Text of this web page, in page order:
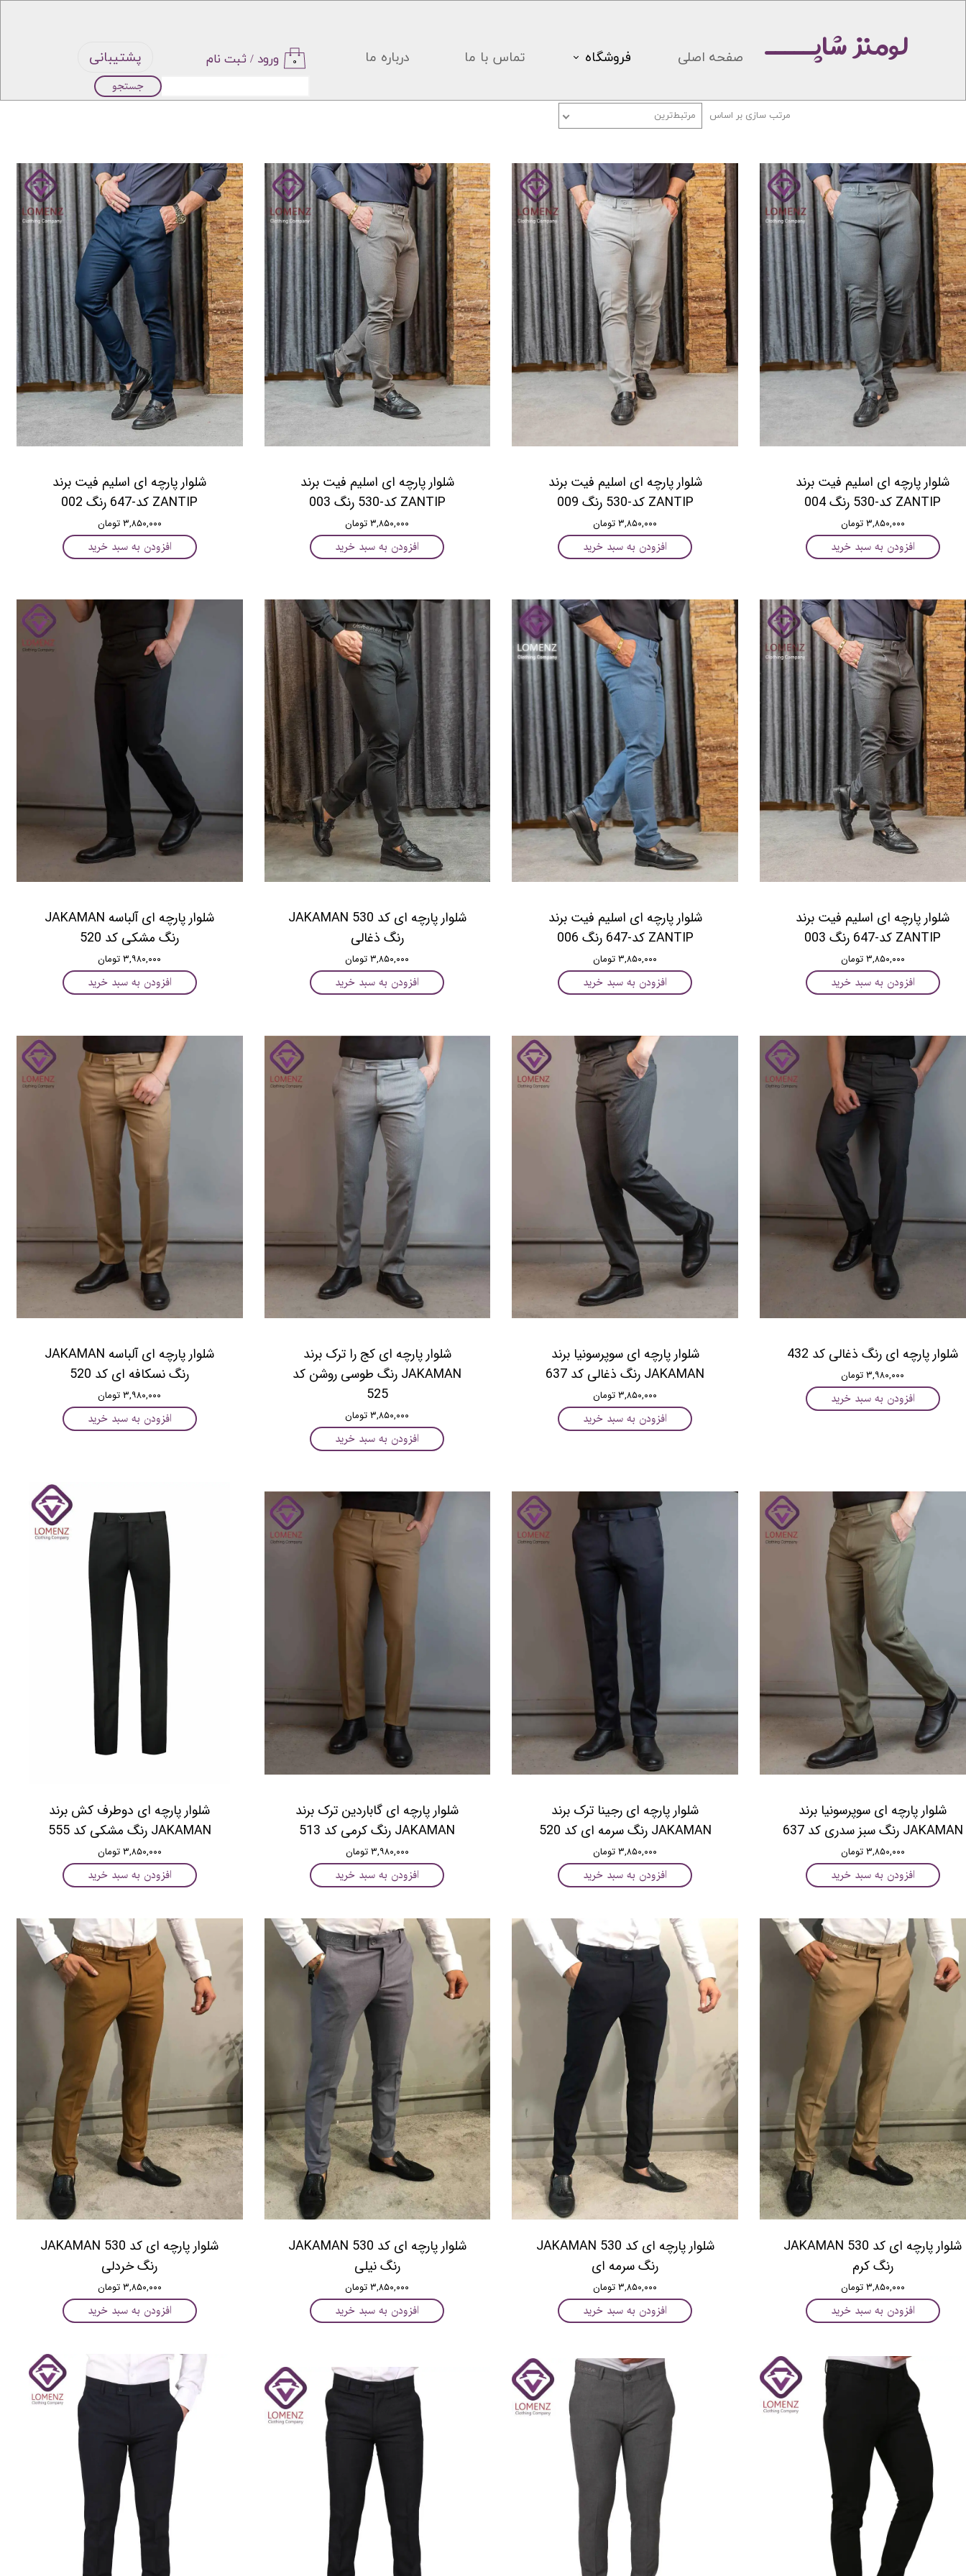
ورود / ثبت نام
حساب
تغییر گذر
واژه
سفارشات
خروج از
حساب
کاربری
صفحه اصلی فروشگاه تماس با ما درباره ما ۰ پشتیبانی
جستجو
لومنز شاپـــــ
مرتب سازی بر اساس مرتبط‌ترین
شلوار پارچه ای اسلیم فیت برند
ZANTIP کد-530 رنگ 004
۳,۸۵۰,۰۰۰ تومان
افزودن به سبد خرید
شلوار پارچه ای اسلیم فیت برند
ZANTIP کد-530 رنگ 009
۳,۸۵۰,۰۰۰ تومان
افزودن به سبد خرید
شلوار پارچه ای اسلیم فیت برند
ZANTIP کد-530 رنگ 003
۳,۸۵۰,۰۰۰ تومان
افزودن به سبد خرید
شلوار پارچه ای اسلیم فیت برند
ZANTIP کد-647 رنگ 002
۳,۸۵۰,۰۰۰ تومان
افزودن به سبد خرید
شلوار پارچه ای اسلیم فیت برند
ZANTIP کد-647 رنگ 003
۳,۸۵۰,۰۰۰ تومان
افزودن به سبد خرید
شلوار پارچه ای اسلیم فیت برند
ZANTIP کد-647 رنگ 006
۳,۸۵۰,۰۰۰ تومان
افزودن به سبد خرید
شلوار پارچه ای کد 530 JAKAMAN
رنگ ذغالی
۳,۸۵۰,۰۰۰ تومان
افزودن به سبد خرید
ﺷﻠﻮﺍﺭ ﭘﺎﺭﭼﻪ ﺍﯼ آلباسه JAKAMAN
ﺭﻧﮓ ﻣﺸﮑﯽ ﮐﺪ 520
۳,۹۸۰,۰۰۰ تومان
افزودن به سبد خرید
ﺷﻠﻮﺍﺭ ﭘﺎﺭﭼﻪ ﺍﯼ ﺭﻧﮓ ﺫﻏﺎﻟﯽ ﮐﺪ 432
۳,۹۸۰,۰۰۰ تومان
افزودن به سبد خرید
ﺷﻠﻮﺍﺭ ﭘﺎﺭﭼﻪ ﺍﯼ ﺳﻮﭘﺮﺳﻮﻧﯿﺎ برند
JAKAMAN ﺭﻧﮓ ﺫﻏﺎﻟﯽ ﮐﺪ 637
۳,۸۵۰,۰۰۰ تومان
افزودن به سبد خرید
ﺷﻠﻮﺍﺭ ﭘﺎﺭﭼﻪ ﺍﯼ ﮐﺞ ﺭﺍ ﺗﺮﮎ برند
JAKAMAN ﺭﻧﮓ ﻃﻮﺳﯽ ﺭﻭﺷﻦ ﮐﺪ
525
۳,۸۵۰,۰۰۰ تومان
افزودن به سبد خرید
ﺷﻠﻮﺍﺭ ﭘﺎﺭﭼﻪ ﺍﯼ آلباسه JAKAMAN
ﺭﻧﮓ نسکافه ای ﮐﺪ 520
۳,۹۸۰,۰۰۰ تومان
افزودن به سبد خرید
ﺷﻠﻮﺍﺭ ﭘﺎﺭﭼﻪ ﺍﯼ ﺳﻮﭘﺮﺳﻮﻧﯿﺎ برند
JAKAMAN ﺭﻧﮓ ﺳﺒﺰ ﺳﺪﺭﯼ ﮐﺪ 637
۳,۸۵۰,۰۰۰ تومان
افزودن به سبد خرید
ﺷﻠﻮﺍﺭ ﭘﺎﺭﭼﻪ ﺍﯼ رجینا ﺗﺮﮎ برند
JAKAMAN ﺭﻧﮓ سرمه ای ﮐﺪ 520
۳,۸۵۰,۰۰۰ تومان
افزودن به سبد خرید
شلوار پارچه ای گاباردین ترک برند
JAKAMAN رنگ کرمی کد 513
۳,۹۸۰,۰۰۰ تومان
افزودن به سبد خرید
شلوار پارچه ای دوطرف کش برند
JAKAMAN رنگ مشکی کد 555
۳,۸۵۰,۰۰۰ تومان
افزودن به سبد خرید
شلوار پارچه ای کد 530 JAKAMAN
رنگ کرم
۳,۸۵۰,۰۰۰ تومان
افزودن به سبد خرید
شلوار پارچه ای کد 530 JAKAMAN
رنگ سرمه ای
۳,۸۵۰,۰۰۰ تومان
افزودن به سبد خرید
شلوار پارچه ای کد 530 JAKAMAN
رنگ نیلی
۳,۸۵۰,۰۰۰ تومان
افزودن به سبد خرید
شلوار پارچه ای کد 530 JAKAMAN
رنگ خردلی
۳,۸۵۰,۰۰۰ تومان
افزودن به سبد خرید